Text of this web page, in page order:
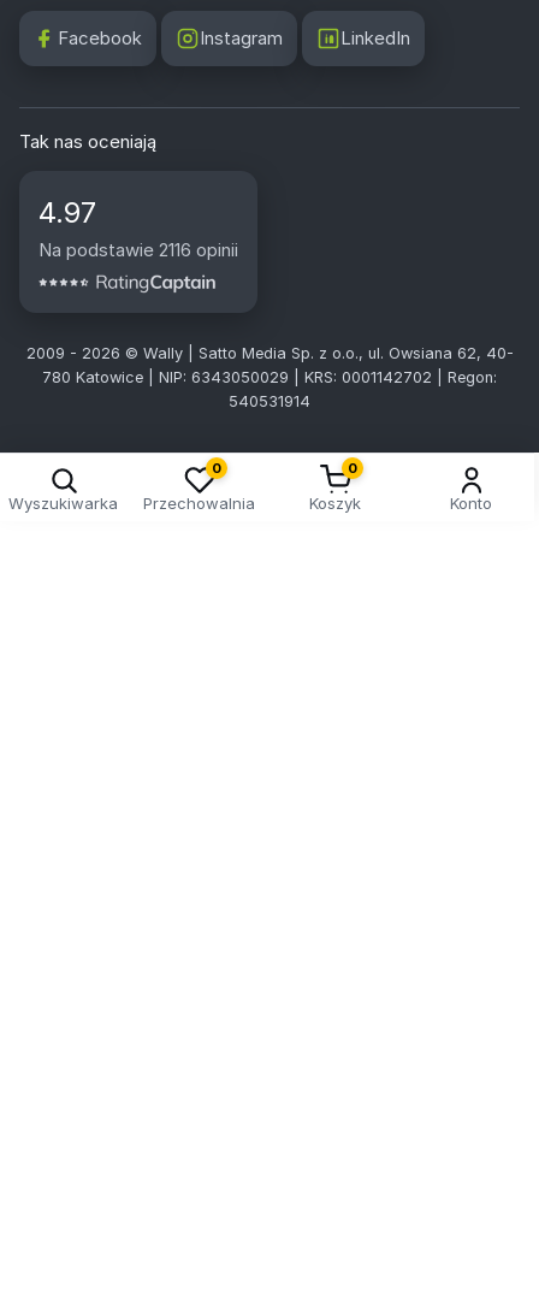
Facebook Instagram LinkedIn
Tak nas oceniają
4.97
Na podstawie 2116 opinii
2009 - 2026 © Wally | Satto Media Sp. z o.o., ul. Owsiana 62, 40-
780 Katowice | NIP: 6343050029 | KRS: 0001142702 | Regon:
540531914
Wyszukiwarka
0
Przechowalnia
0
Koszyk Konto